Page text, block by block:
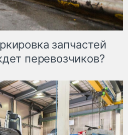
запчастей
перевозчиков?